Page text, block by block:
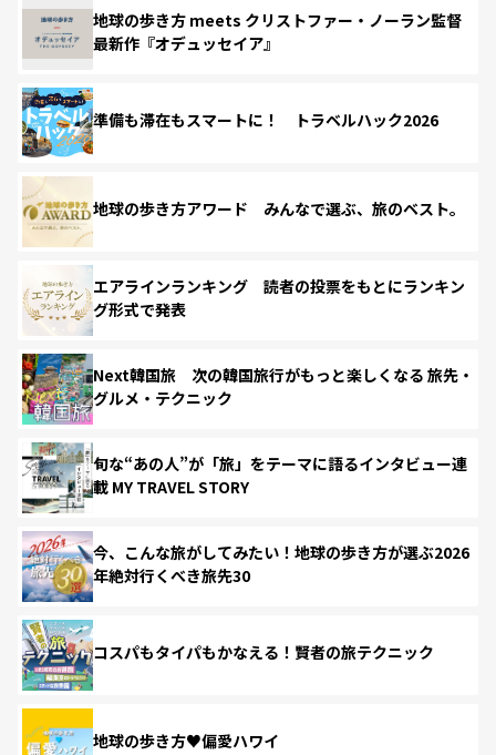
地球の歩き方 meets クリストファー・ノーラン監督
最新作『オデュッセイア』
準備も滞在もスマートに！ トラベルハック2026
地球の歩き方アワード みんなで選ぶ、旅のベスト。
エアラインランキング 読者の投票をもとにランキン
グ形式で発表
Next韓国旅 次の韓国旅行がもっと楽しくなる 旅先・
グルメ・テクニック
旬な“あの人”が「旅」をテーマに語るインタビュー連
載 MY TRAVEL STORY
今、こんな旅がしてみたい！地球の歩き方が選ぶ2026
年絶対行くべき旅先30
コスパもタイパもかなえる！賢者の旅テクニック
地球の歩き方♥偏愛ハワイ